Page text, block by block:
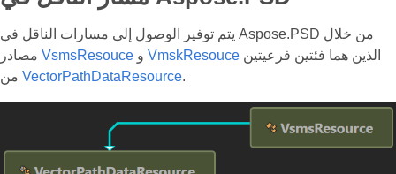
يتم توفير الوصول إلى مسارات الناقل في Aspose.PSD من خلال
VsmsResouce VmskResouce
VectorPathDataResource.